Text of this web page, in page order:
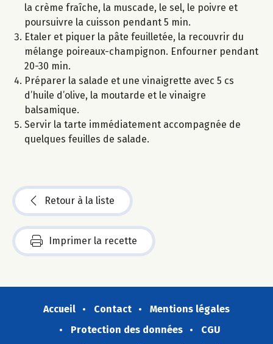
la crème fraîche, la muscade, le sel, le poivre et
poursuivre la cuisson pendant 5 min.
Etaler et piquer la pâte feuilletée, la recouvrir du
mélange poireaux-champignon. Enfourner pendant
20-30 min.
Préparer la salade et une vinaigrette avec 5 cs
d’huile d’olive, la moutarde et le vinaigre
balsamique.
Servir la tarte immédiatement accompagnée de
quelques feuilles de salade.
Retour à la liste
Imprimer la recette
Accueil Contact
Mentions légales
Protection des données
CGU